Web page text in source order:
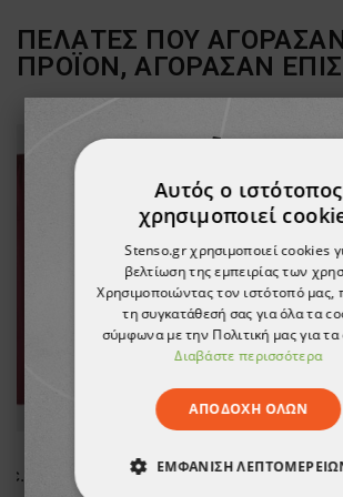
ΠΕΛΆΤΕΣ ΠΟΥ
ΠΡΟΪΌΝ, ΑΓΌΡΑΣΑΝ
Ιατρική στολή μπλούζα - παντελόνι (σετ) M3 BORDEAUX
Αυτός ο ιστότοπος
χρησιμοποιεί
Stenso.gr χρησιμοποιεί cookies
βελτίωση της εμπειρίας των
Χρησιμοποιώντας τον ιστότοπό μας,
τη συγκατάθεσή σας για όλα τα
σύμφωνα με την Πολιτική μας για
Διαβάστε περισσότερα
ΑΠΟΔΟΧΉ ΌΛΩΝ
ΕΜΦΆΝΙΣΗ